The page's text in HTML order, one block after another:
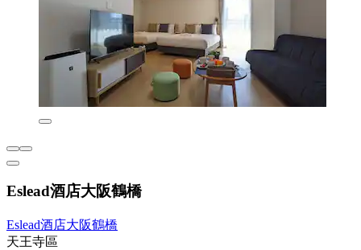
Eslead酒店大阪鶴橋
Eslead酒店大阪鶴橋
天王寺區